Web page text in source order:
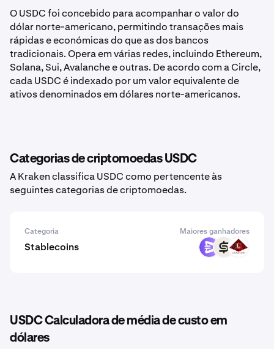
O USDC foi concebido para acompanhar o valor do
dólar norte-americano, permitindo transações mais
rápidas e económicas do que as dos bancos
tradicionais. Opera em várias redes, incluindo Ethereum,
Solana, Sui, Avalanche e outras. De acordo com a Circle,
cada USDC é indexado por um valor equivalente de
ativos denominados em dólares norte-americanos.
Categorias de criptomoedas USDC
A Kraken classifica USDC como pertencente às
seguintes categorias de criptomoedas.
Categoria Maiores ganhadores
Stablecoins EURR CASH USAD
USDC Calculadora de média de custo em
dólares